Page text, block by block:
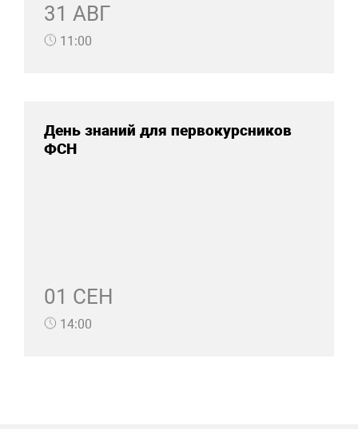
31 АВГ
11:00
День знаний для первокурсников
ФСН
01 СЕН
14:00